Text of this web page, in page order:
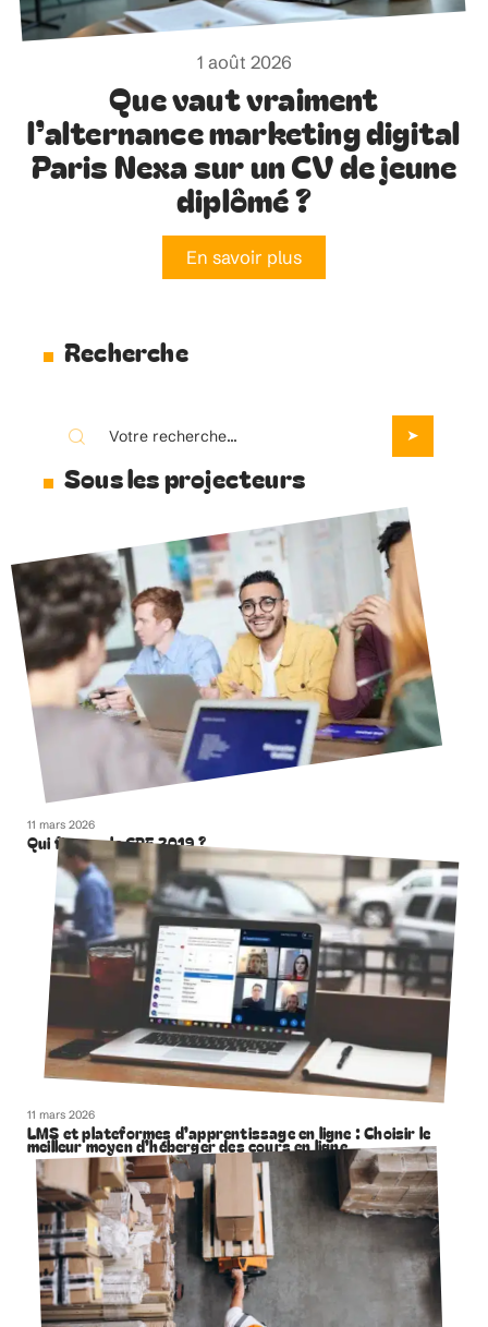
1 août 2026
Que vaut vraiment
l’alternance marketing digital
Paris Nexa sur un CV de jeune
diplômé ?
En savoir plus
Recherche
Sous les projecteurs
11 mars 2026
Qui finance le CPF 2019 ?
11 mars 2026
LMS et plateformes d’apprentissage en ligne : Choisir le
meilleur moyen d’héberger des cours en ligne